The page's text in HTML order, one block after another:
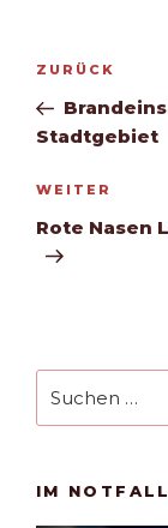
Vorheriger
Beitrag
ZURÜCK
Stadtgebiet
Nächster
Beitrag
WEITER
Rote Nasen
nach:
IM NOTFALL